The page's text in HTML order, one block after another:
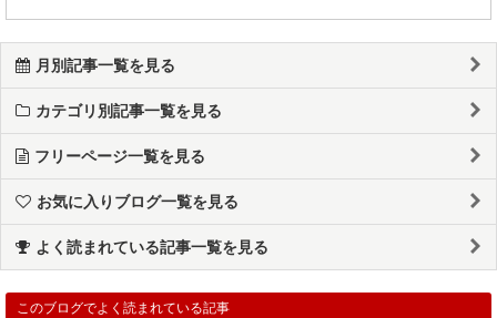
月別記事一覧を見る
カテゴリ別記事一覧を見る
フリーページ一覧を見る
お気に入りブログ一覧を見る
よく読まれている記事一覧を見る
このブログでよく読まれている記事